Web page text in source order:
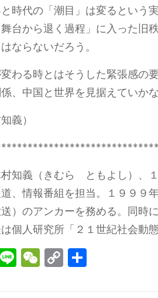
時代の「潮目」は変るという
台から退く過程」に入った旧
ならないだろう。
変わる時とはそうした緊張感
、中国と世界を見据えていか
義）
村知義（きむら ともよし）、
、情報番組を担当。１９９９
）のアンカーを務める。同時
個人研究所「２１世紀社会動
Li
n
W
e
C
o